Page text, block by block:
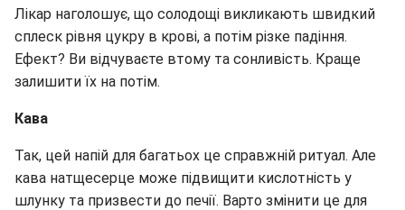
Лікар наголошує, що солодощі викликають швидкий
сплеск рівня цукру в крові, а потім різке падіння.
Ефект? Ви відчуваєте втому та сонливість. Краще
залишити їх на потім.
Кава
Так, цей напій для багатьох це справжній ритуал. Але
кава натщесерце може підвищити кислотність у
шлунку та призвести до печії. Варто змінити це для